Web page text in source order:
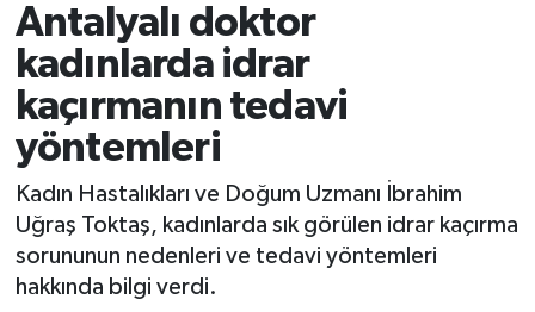
Antalyalı doktor
kadınlarda idrar
kaçırmanın tedavi
yöntemleri
Kadın Hastalıkları ve Doğum Uzmanı İbrahim
Uğraş Toktaş, kadınlarda sık görülen idrar kaçırma
sorununun nedenleri ve tedavi yöntemleri
hakkında bilgi verdi.
Bölge
EĞİTİM
Ekonomi
Genel
Görüntülü Haber
Antalya Trafik Yoğunluk Haritası
Süper Lig Puan Durumu ve Fikstür
Tüm Manşetler
Son Dakika Haberleri
Haber Arşivi